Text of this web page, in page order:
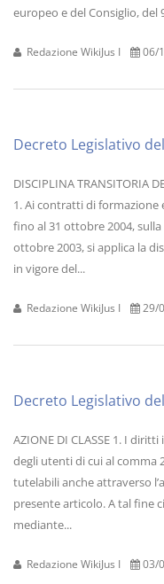
europeo e del Consiglio, del
Redazione WikiJus I 06/
Decreto Legislativo
DISCIPLINA TRANSITORIA
1. Ai contratti di formazione
fino al 31 ottobre 2004,
ottobre 2003, si applica la
in vigore del...
Redazione WikiJus I 29/
Decreto Legislativo
AZIONE DI CLASSE 1. I
degli utenti di cui al comma
tutelabili anche attraverso
presente articolo. A tal fine
mediante...
Redazione WikiJus I 03/